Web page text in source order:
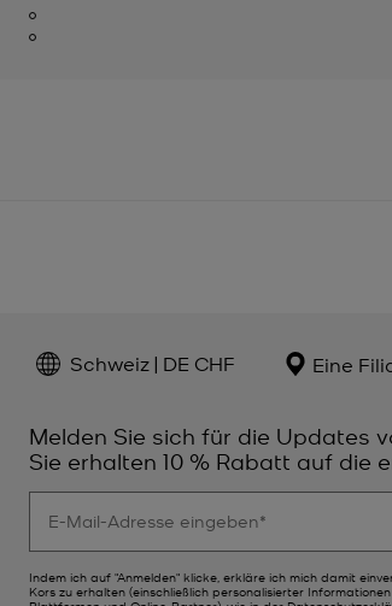
Schweiz | DE CHF Eine
Melden Sie sich für die Updates
Sie erhalten 10 % Rabatt auf die
Indem ich auf "Anmelden" klicke, erkläre ich mich damit
Kors zu erhalten (einschließlich personalisierter